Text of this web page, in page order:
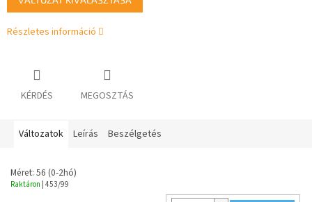
Részletes információ
KÉRDÉS MEGOSZTÁS
Változatok Leírás Beszélgetés
Méret: 56 (0-2hó)
Raktáron | 453/99